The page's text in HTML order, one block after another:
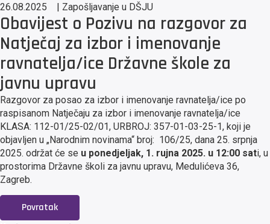
26.08.2025 | Zapošljavanje u DŠJU
Obavijest o Pozivu na razgovor za
Natječaj za izbor i imenovanje
ravnatelja/ice Državne škole za
javnu upravu
Razgovor za posao za izbor i imenovanje ravnatelja/ice po
raspisanom Natječaju za izbor i imenovanje ravnatelja/ice
KLASA: 112-01/25-02/01, URBROJ: 357-01-03-25-1, koji je
objavljen u „Narodnim novinama“ broj: 106/25, dana 25. srpnja
2025. održat će se u ponedjeljak, 1. rujna 2025. u 12:00 sati, u
prostorima Državne školi za javnu upravu, Medulićeva 36,
Zagreb.
Povratak